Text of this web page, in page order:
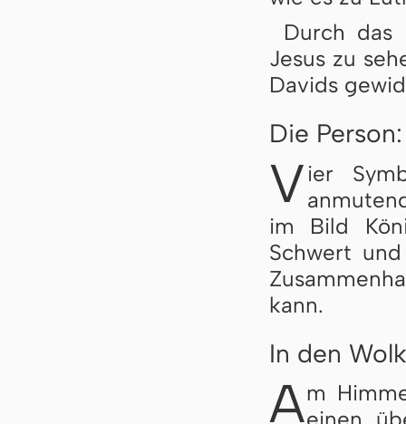
Durch
Jesus zu
Davids
Die
V ier
im Bild
Schwert
kann.
In den
Am